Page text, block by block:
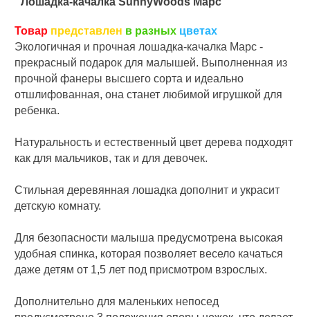
Товар представлен в разных цветах
Экологичная и прочная лошадка-качалка Марс -
прекрасный подарок для малышей. Выполненная из
прочной фанеры высшего сорта и идеально
отшлифованная, она станет любимой игрушкой для
ребенка.
Натуральность и естественный цвет дерева подходят
как для мальчиков, так и для девочек.
Стильная деревянная лошадка дополнит и украсит
детскую комнату.
Для безопасности малыша предусмотрена высокая
удобная спинка, которая позволяет весело качаться
даже детям от 1,5 лет под присмотром взрослых.
Дополнительно для маленьких непосед